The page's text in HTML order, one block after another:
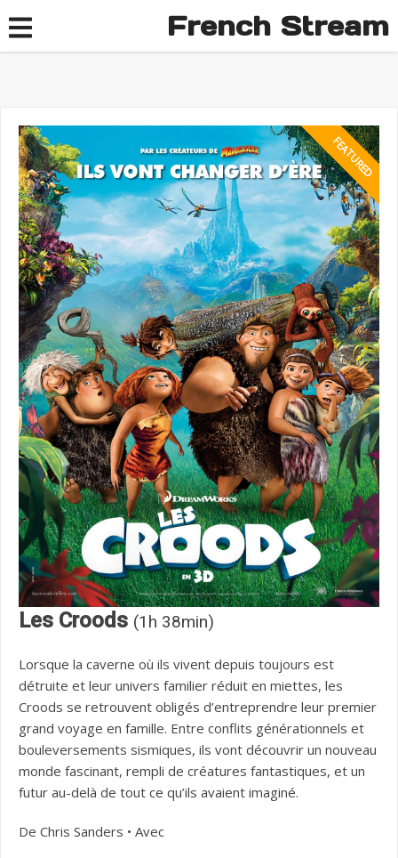
French Stream
Les Croods (1h 38min)
Lorsque la caverne où ils vivent depuis toujours est
détruite et leur univers familier réduit en miettes, les
Croods se retrouvent obligés d’entreprendre leur premier
grand voyage en famille. Entre conflits générationnels et
bouleversements sismiques, ils vont découvrir un nouveau
monde fascinant, rempli de créatures fantastiques, et un
futur au-delà de tout ce qu’ils avaient imaginé.
De Chris Sanders • Avec